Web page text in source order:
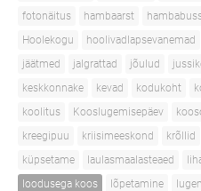
fotonäitus
hambaarst
Hoolekogu
hoolivadlapsevanemad
jäätmed
jalgrattad jõulud
keskkonnake
kevad kodukoht
koolitus
Kooslugemisepäev
kreegipuu
kriisimeeskond krõllid
küpsetame
laulasmaalasteaed
loodusega koos
lõpetamine